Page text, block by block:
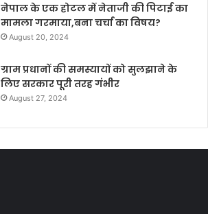
नेपाल के एक होटल में नेताजी की पिटाई का
मामला गरमाया,बना चर्चा का विषय?
August 20, 2024
ग्राम प्रधानों की समस्यायों को सुलझाने के
लिए सरकार पूरी तरह गंभीर
August 27, 2024